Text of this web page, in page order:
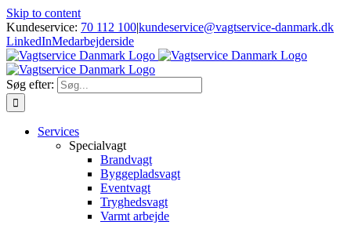
Skip to content
Kundeservice: 70 112 100|kundeservice@vagtservice-danmark.dk
LinkedInMedarbejderside
Søg efter:
Services
Specialvagt
Brandvagt
Byggepladsvagt
Eventvagt
Tryghedsvagt
Varmt arbejde